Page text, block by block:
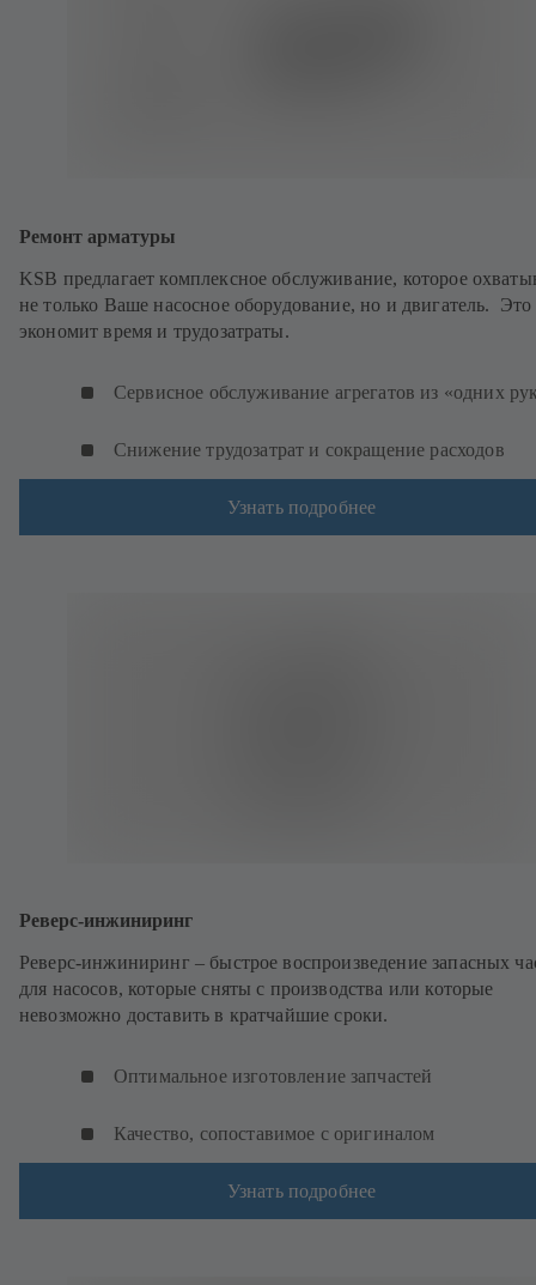
Ремонт арматуры
KSB предлагает комплексное обслуживание, которое
не только Ваше насосное оборудование, но и двигатель. Это
экономит время и трудозатраты.
Сервисное обслуживание агрегатов из «одних
Снижение трудозатрат и сокращение расходов
Узнать подробнее
Реверс-инжиниринг
Реверс-инжиниринг – быстрое воспроизведение запасных
для насосов, которые сняты с производства или которые
невозможно доставить в кратчайшие сроки.
Оптимальное изготовление запчастей
Качество, сопоставимое с оригиналом
Узнать подробнее